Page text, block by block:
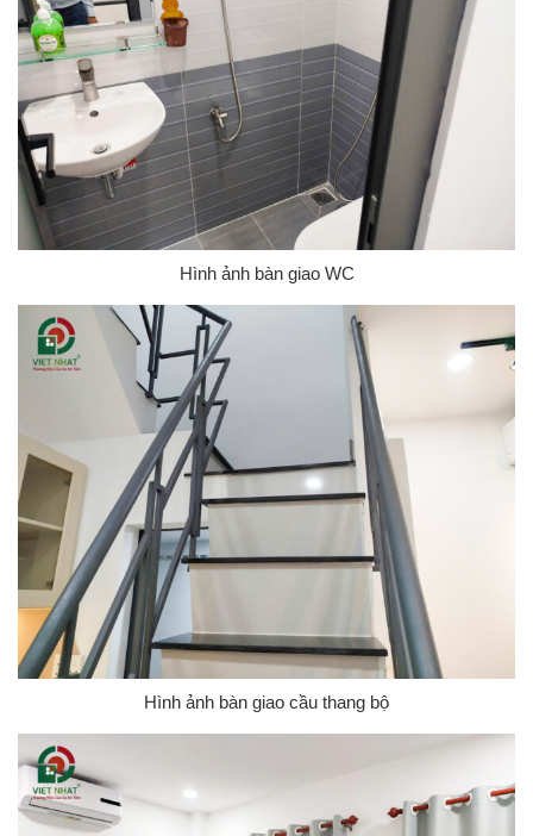
Hình ảnh bàn giao WC
Hình ảnh bàn giao cầu thang bộ